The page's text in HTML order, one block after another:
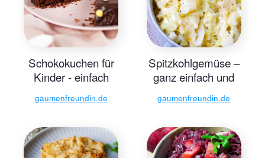
Schokokuchen für
Kinder - einfach
gaumenfreundin.de
Spitzkohlgemüse –
ganz einfach und
gaumenfreundin.de